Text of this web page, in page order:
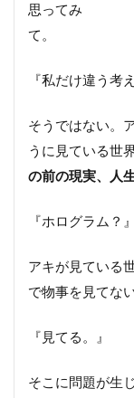
思ってみ
て。
『私だけ違う考
そうではない。
うに見ている世
の前の現実、人
『ホログラム？』
アキが見ている
で物事を見てな
『見てる。』
そこに問題が生